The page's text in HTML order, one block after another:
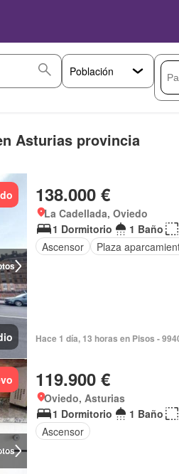
Asturias provincia
138.000 €
La Cadellada, Oviedo
1 Dormitorio
1 Baño
Ascensor
Plaza
Hace 1 día, 13 horas en Pisos -
119.900 €
Oviedo, Asturias
1 Dormitorio
1 Baño
Ascensor